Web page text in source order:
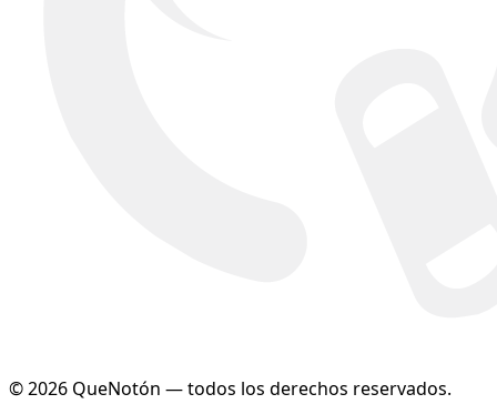
© 2026 QueNotón — todos los derechos reservados.